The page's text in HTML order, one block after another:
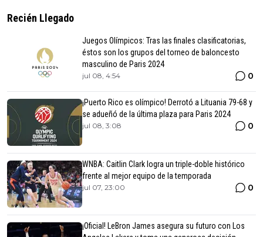
Recién Llegado
Juegos Olímpicos: Tras las finales clasificatorias,
éstos son los grupos del torneo de baloncesto
masculino de Paris 2024
jul 08, 4:54 0
¡Puerto Rico es olímpico! Derrotó a Lituania 79-68 y
se adueñó de la última plaza para Paris 2024
jul 08, 3:08 0
WNBA: Caitlin Clark logra un triple-doble histórico
frente al mejor equipo de la temporada
jul 07, 23:00 0
¡Oficial! LeBron James asegura su futuro con Los